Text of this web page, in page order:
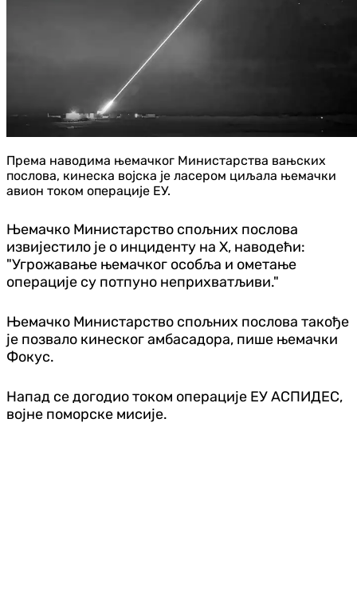
Према наводима њемачког Министарства вањских
послова, кинеска војска је ласером циљала њемачки
авион током операције ЕУ.
Њемачко Министарство спољних послова
извијестило је о инциденту на X, наводећи:
"Угрожавање њемачког особља и ометање
операције су потпуно неприхватљиви."
Њемачко Министарство спољних послова такође
је позвало кинеског амбасадора, пише њемачки
Фокус.
Напад се догодио током операције ЕУ АСПИДЕС,
војне поморске мисије.